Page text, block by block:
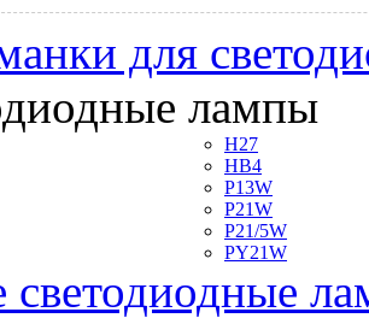
для
лампы
H27
HB4
P13W
P21W
P21/5W
PY21W
светодиодные